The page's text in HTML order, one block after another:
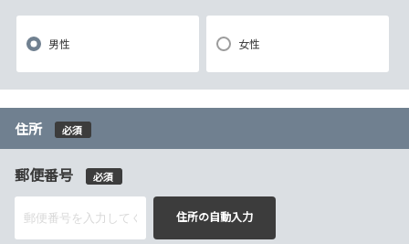
男性 女性
住所 必須
郵便番号 必須
住所の自動入力